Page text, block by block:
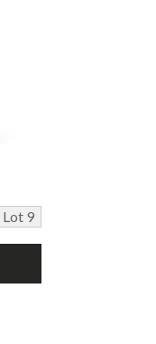
Lot 9